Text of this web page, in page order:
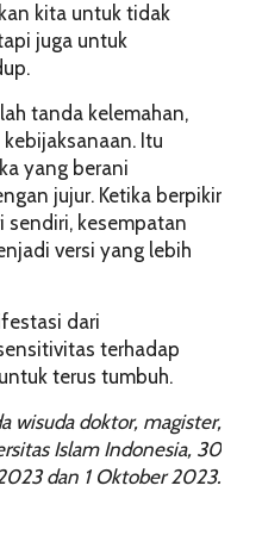
kita untuk tidak
juga untuk
tanda kelemahan,
Itu
yang berani
jujur. Ketika berpikir
sendiri, kesempatan
versi yang lebih
dari
terhadap
terus tumbuh.
wisuda doktor, magister,
Islam Indonesia, 30
dan 1 Oktober 2023.